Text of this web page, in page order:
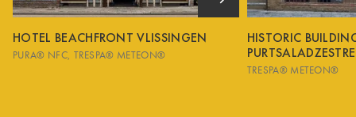
HOTEL BEACHFRONT VLISSINGEN
PURA® NFC TRESPA® METEON®
HISTORIC
TRESPA® METEON®